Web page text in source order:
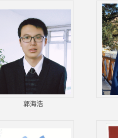
郭海浩